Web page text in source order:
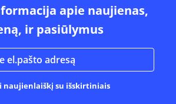
apie naujienas,
ir pasiūlymus
naujienlaiškį su išskirtiniais